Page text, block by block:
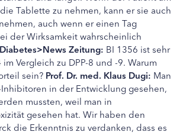
Tablette zu nehmen, kann er sie auch
auch wenn er einen Tag
der Wirksamkeit wahrscheinlich
Diabetes>News Zeitung: BI 1356 ist sehr
im Vergleich zu DPP-8 und -9. Warum
sein? Prof. Dr. med. Klaus Dugi: Man
in der Entwicklung gesehen,
mussten, weil man in
gesehen hat. Wir haben den
die Erkenntnis zu verdanken, dass es